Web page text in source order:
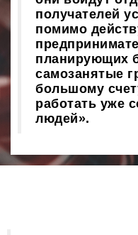
получателей
помимо
планирующих
самозанятые
большому
работать уже
людей».